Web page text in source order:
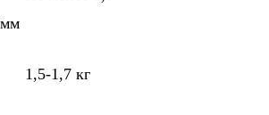
1,5-1,7 кг